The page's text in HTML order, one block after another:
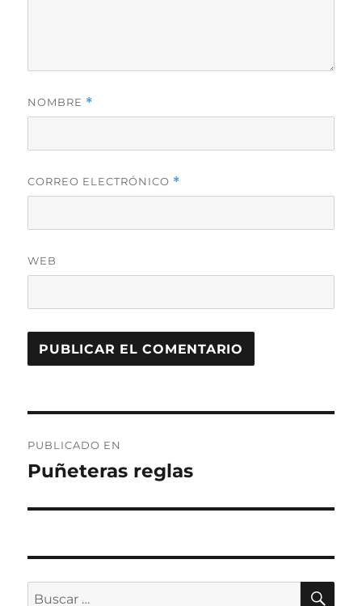
NOMBRE *
CORREO ELECTRÓNICO *
WEB
de
PUBLICADO EN
Puñeteras reglas
Buscar